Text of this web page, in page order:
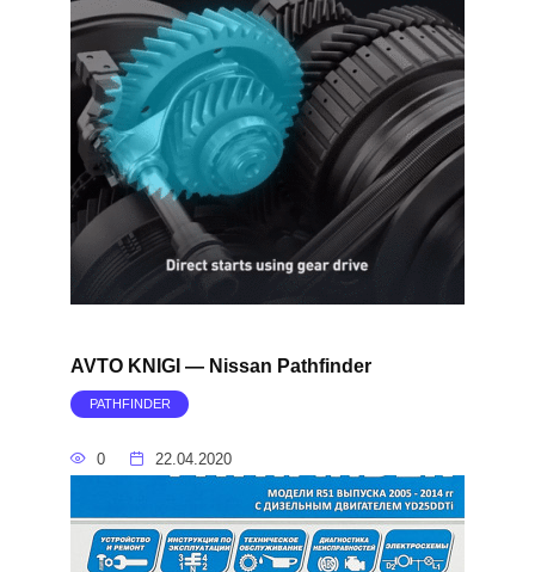
AVTO KNIGI — Nissan Pathfinder
PATHFINDER
0 22.04.2020